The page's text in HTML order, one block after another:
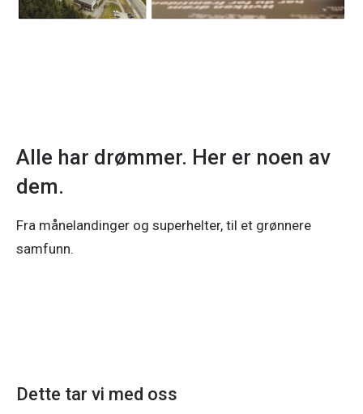
Alle har drømmer. Her er noen av
dem.
Fra månelandinger og superhelter, til et grønnere
samfunn.
Dette tar vi med oss